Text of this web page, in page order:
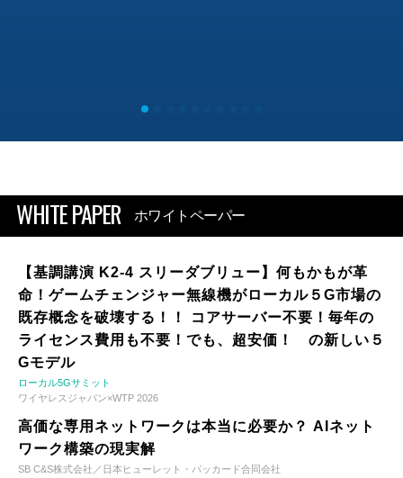
WHITE PAPER ホワイトペーパー
【基調講演 K2-4 スリーダブリュー】何もかもが革
命！ゲームチェンジャー無線機がローカル５G市場の
既存概念を破壊する！！ コアサーバー不要！毎年の
ライセンス費用も不要！でも、超安価！ の新しい５
Gモデル
ローカル5Gサミット
ワイヤレスジャパン×WTP 2026
高価な専用ネットワークは本当に必要か？ AIネット
ワーク構築の現実解
SB C&S株式会社／日本ヒューレット・パッカード合同会社